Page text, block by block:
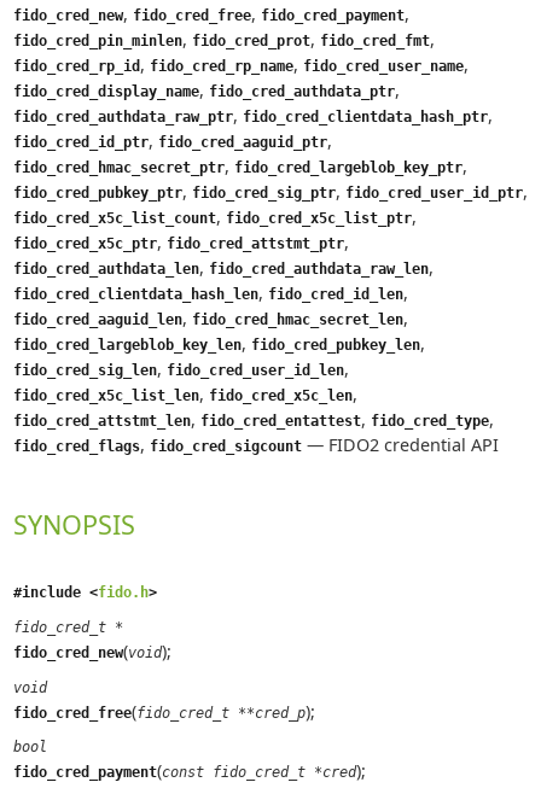
fido_cred_new, fido_cred_free, fido_cred_payment,
fido_cred_pin_minlen, fido_cred_prot, fido_cred_fmt,
fido_cred_rp_id, fido_cred_rp_name, fido_cred_user_name,
fido_cred_display_name, fido_cred_authdata_ptr,
fido_cred_authdata_raw_ptr, fido_cred_clientdata_hash_ptr,
fido_cred_id_ptr, fido_cred_aaguid_ptr,
fido_cred_hmac_secret_ptr, fido_cred_largeblob_key_ptr,
fido_cred_pubkey_ptr, fido_cred_sig_ptr, fido_cred_user_id_ptr,
fido_cred_x5c_list_count, fido_cred_x5c_list_ptr,
fido_cred_x5c_ptr, fido_cred_attstmt_ptr,
fido_cred_authdata_len, fido_cred_authdata_raw_len,
fido_cred_clientdata_hash_len, fido_cred_id_len,
fido_cred_aaguid_len, fido_cred_hmac_secret_len,
fido_cred_largeblob_key_len, fido_cred_pubkey_len,
fido_cred_sig_len, fido_cred_user_id_len,
fido_cred_x5c_list_len, fido_cred_x5c_len,
fido_cred_attstmt_len, fido_cred_entattest, fido_cred_type,
fido_cred_flags, fido_cred_sigcount— FIDO2 credential API
SYNOPSIS
#include <fido.h>
fido_cred_t *
fido_cred_new(void);
void
fido_cred_free(fido_cred_t **cred_p);
bool
fido_cred_payment(const fido_cred_t *cred);